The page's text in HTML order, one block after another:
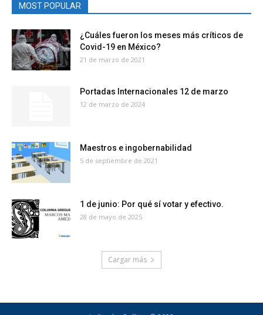
MOST POPULAR
¿Cuáles fueron los meses más críticos de
Covid-19 en México?
21 de marzo de 2021
Portadas Internacionales 12 de marzo
12 de marzo de 2024
Maestros e ingobernabilidad
5 de septiembre de 2021
1 de junio: Por qué sí votar y efectivo.
28 de mayo de 2025
Cargar más